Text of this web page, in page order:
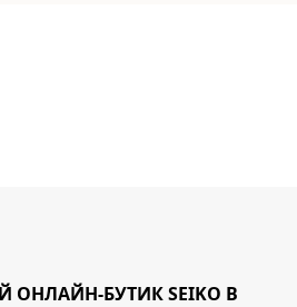
БУТИК SEIKO В